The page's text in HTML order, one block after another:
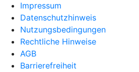
Impressum
Datenschutzhinweis
Nutzungsbedingungen
Rechtliche Hinweise
AGB
Barrierefreiheit